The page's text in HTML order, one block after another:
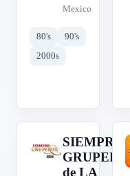
Mexico
80's
90's
2000s
S
SIEMPRE
de LA